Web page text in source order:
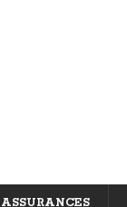
ASSURANCES